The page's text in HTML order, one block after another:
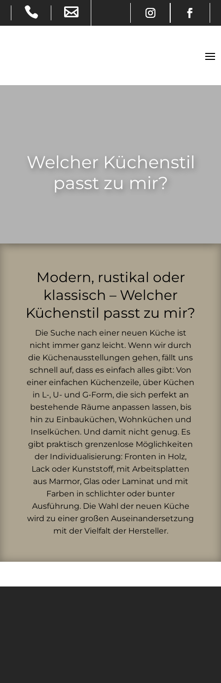
Welcher Küchenstil
passt zu mir?
Modern, rustikal oder
klassisch – Welcher
Küchenstil passt zu mir?
Die Suche nach einer neuen Küche ist
nicht immer ganz leicht. Wenn wir durch
die Küchenausstellungen gehen, fällt uns
schnell auf, dass es einfach alles gibt: Von
einer einfachen Küchenzeile, über Küchen
in L-, U- und G-Form, die sich perfekt an
bestehende Räume anpassen lassen, bis
hin zu Einbauküchen, Wohnküchen und
Inselküchen. Und damit nicht genug. Es
gibt praktisch grenzenlose Möglichkeiten
der Individualisierung: Fronten in Holz,
Lack oder Kunststoff, mit Arbeitsplatten
aus Marmor, Glas oder Laminat und mit
Farben in schlichter oder bunter
Ausführung. Die Wahl der neuen Küche
wird zu einer großen Auseinandersetzung
mit der Vielfalt der Hersteller.